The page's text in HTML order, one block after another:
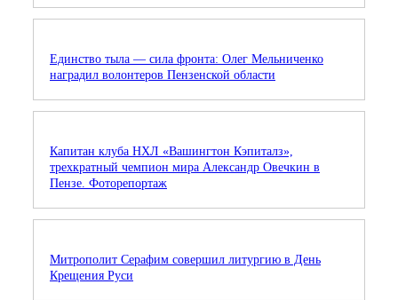
Единство тыла — сила фронта: Олег Мельниченко
наградил волонтеров Пензенской области
Капитан клуба НХЛ «Вашингтон Кэпиталз»,
трехкратный чемпион мира Александр Овечкин в
Пензе. Фоторепортаж
Митрополит Серафим совершил литургию в День
Крещения Руси